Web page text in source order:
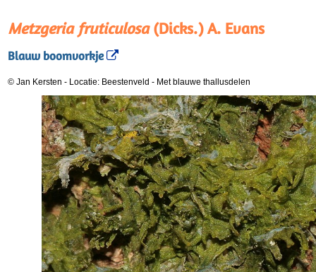
Metzgeria fruticulosa(Dicks.) A. Evans
Blauw boomvorkje
© Jan Kersten - Locatie: Beestenveld - Met blauwe thallusdelen